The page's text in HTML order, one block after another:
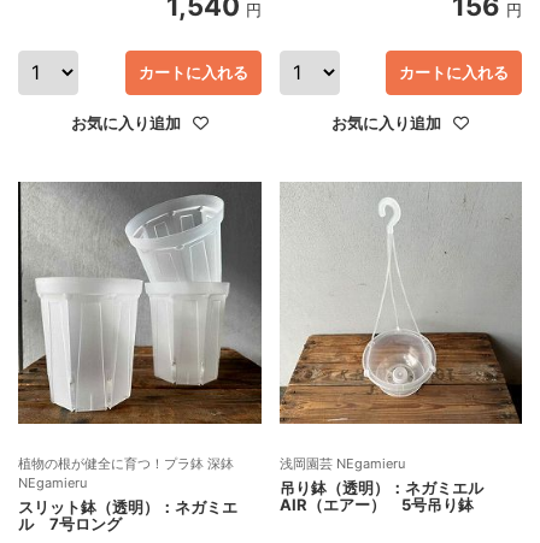
円
カートに入れる
お気に入り追加
円
カートに入れる
お気に入り追加
植物の根が健全に育つ！プラ鉢 深鉢
NEgamieru
スリット鉢（透明）：ネガミエ
ル 7号ロング
浅岡園芸 NEgamieru
吊り鉢（透明）：ネガミエル
AIR（エアー） 5号吊り鉢